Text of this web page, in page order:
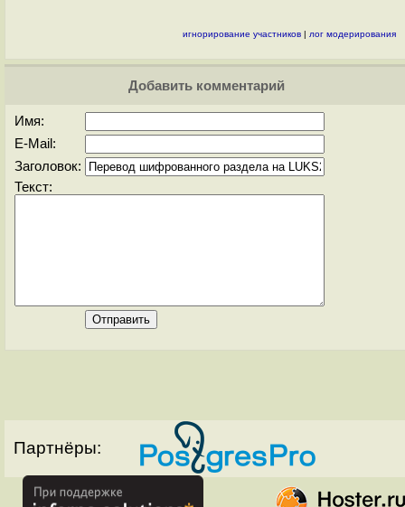
игнорирование участников | лог модерирования
Добавить комментарий
Имя:
E-Mail:
Заголовок:
Текст:
Партнёры: